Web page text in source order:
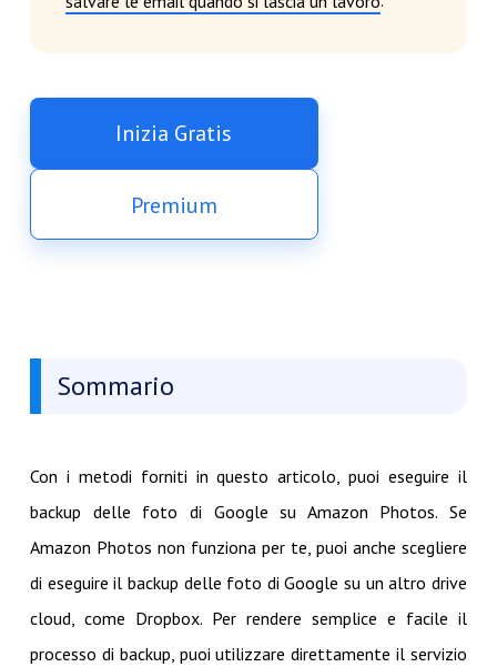
Inizia Gratis
Premium
Sommario
Con i metodi forniti in questo articolo, puoi eseguire il
backup delle foto di Google su Amazon Photos. Se
Amazon Photos non funziona per te, puoi anche scegliere
di eseguire il backup delle foto di Google su un altro drive
cloud, come Dropbox. Per rendere semplice e facile il
processo di backup, puoi utilizzare direttamente il servizio